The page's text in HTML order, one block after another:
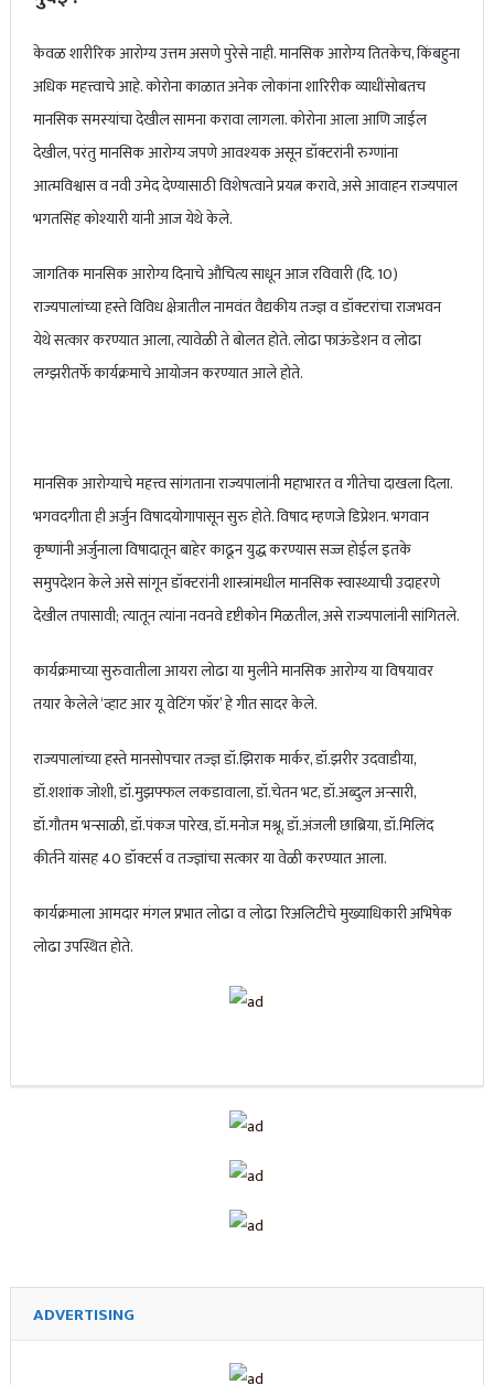
चॅम्पियन्स ट्रॉफी अंतिम फेरीत धडक
केवळ शारीरिक आरोग्य उत्तम असणे पुरेसे नाही. मानसिक आरोग्य तितकेच, किंबहुना
अधिक महत्त्वाचे आहे. कोरोना काळात अनेक लोकांना शारिरीक व्याधींसोबतच
मानसिक समस्यांचा देखील सामना करावा लागला. कोरोना आला आणि जाईल
देखील, परंतु मानसिक आरोग्य जपणे आवश्यक असून डॉक्टरांनी रुग्णांना
आत्मविश्वास व नवी उमेद देण्यासाठी विशेषत्वाने प्रयत्न करावे, असे आवाहन राज्यपाल
भगतसिंह कोश्यारी यांनी आज येथे केले.
जागतिक मानसिक आरोग्य दिनाचे औचित्य साधून आज रविवारी (दि. 10)
राज्यपालांच्या हस्ते विविध क्षेत्रातील नामवंत वैद्यकीय तज्‍ज्ञ व डॉक्टरांचा राजभवन
येथे सत्कार करण्यात आला, त्यावेळी ते बोलत होते. लोढा फाऊंडेशन व लोढा
लग्झरीतर्फे कार्यक्रमाचे आयोजन करण्यात आले होते.
मानसिक आरोग्याचे महत्त्व सांगताना राज्यपालांनी महाभारत व गीतेचा दाखला दिला.
भगवदगीता ही अर्जुन विषादयोगापासून सुरु होते. विषाद म्हणजे डिप्रेशन. भगवान
कृष्णांनी अर्जुनाला विषादातून बाहेर काढून युद्ध करण्यास सज्ज होईल इतके
समुपदेशन केले असे सांगून डॉक्टरांनी शास्त्रांमधील मानसिक स्वास्थ्याची उदाहरणे
देखील तपासावी; त्यातून त्यांना नवनवे दृष्टीकोन मिळतील, असे राज्यपालांनी सांगितले.
कार्यक्रमाच्या सुरुवातीला आयरा लोढा या मुलीने मानसिक आरोग्य या विषयावर
तयार केलेले ‘व्हाट आर यू वेटिंग फॉर’ हे गीत सादर केले.
राज्यपालांच्या हस्ते मानसोपचार तज्‍ज्ञ डॉ.झिराक मार्कर, डॉ.झरीर उदवाडीया,
डॉ.शशांक जोशी, डॉ.मुझफ्फल लकडावाला, डॉ.चेतन भट, डॉ.अब्दुल अन्सारी,
डॉ.गौतम भन्साळी, डॉ.पंकज पारेख, डॉ.मनोज मश्रू, डॉ.अंजली छाब्रिया, डॉ.मिलिंद
कीर्तने यांसह 40 डॉक्टर्स व तज्‍ज्ञांचा सत्कार या वेळी करण्यात आला.
कार्यक्रमाला आमदार मंगल प्रभात लोढा व लोढा रिअलिटीचे मुख्याधिकारी अभिषेक
लोढा उपस्थित होते.
ADVERTISING